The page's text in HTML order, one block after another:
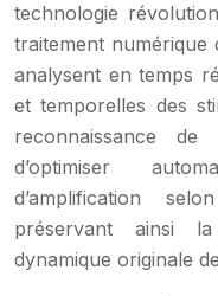
technologie
traitement numérique
analysent en temps
et temporelles des
reconnaissance de
d’optimiser
d’amplification
préservant ainsi
dynamique originale